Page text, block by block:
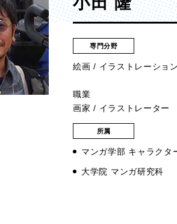
マンガ学部
ストーリーマンガコース
新世代マンガコース
専門分野
絵画 / イラストレーショ
職業
画家 / イラストレーター
所属
マンガ学部 キャラクタ
大学院 マンガ研究科